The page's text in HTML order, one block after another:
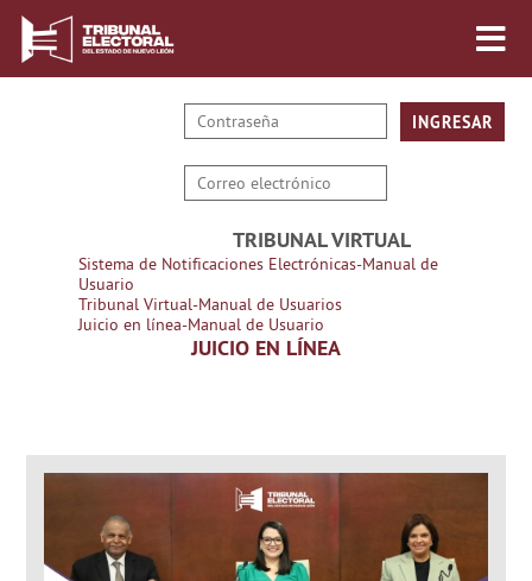
TRIBUNAL VIRTUAL
Sistema de Notificaciones Electrónicas-Manual de
Usuario
Tribunal Virtual-Manual de Usuarios
Juicio en línea-Manual de Usuario
JUICIO EN LÍNEA